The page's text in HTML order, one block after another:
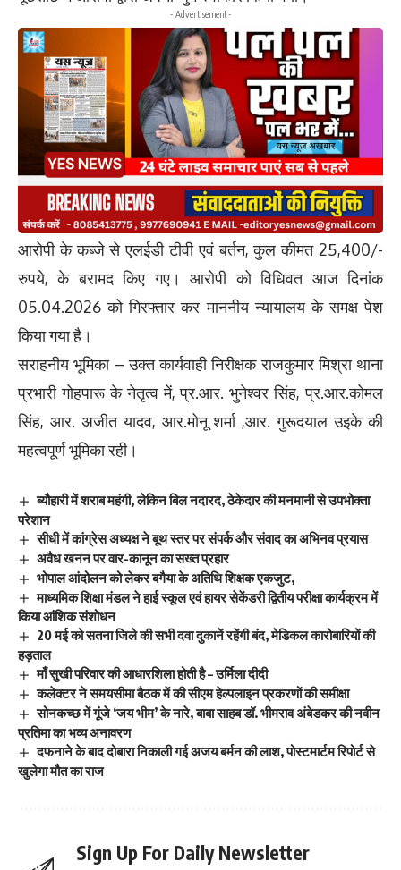
- Advertisement -
आरोपी के कब्जे से एलईडी टीवी एवं बर्तन, कुल कीमत 25,400/-
रुपये, के बरामद किए गए। आरोपी को विधिवत आज दिनांक
05.04.2026 को गिरफ्तार कर माननीय न्यायालय के समक्ष पेश
किया गया है।
सराहनीय भूमिका – उक्त कार्यवाही निरीक्षक राजकुमार मिश्रा थाना
प्रभारी गोहपारू के नेतृत्व में, प्र.आर. भुनेश्वर सिंह, प्र.आर.कोमल
सिंह, आर. अजीत यादव, आर.मोनू शर्मा ,आर. गुरूदयाल उइके की
महत्वपूर्ण भूमिका रही।
ब्यौहारी में शराब महंगी, लेकिन बिल नदारद, ठेकेदार की मनमानी से उपभोक्ता
परेशान
सीधी में कांग्रेस अध्यक्ष ने बूथ स्तर पर संपर्क और संवाद का अभिनव प्रयास
अवैध खनन पर वार-कानून का सख्त प्रहार
भोपाल आंदोलन को लेकर बगैया के अतिथि शिक्षक एकजुट,
माध्यमिक शिक्षा मंडल ने हाई स्कूल एवं हायर सेकेंडरी द्वितीय परीक्षा कार्यक्रम में
किया आंशिक संशोधन
20 मई को सतना जिले की सभी दवा दुकानें रहेंगी बंद, मेडिकल कारोबारियों की
हड़ताल
माँ सुखी परिवार की आधारशिला होती है – उर्मिला दीदी
कलेक्टर ने समयसीमा बैठक में की सीएम हेल्पलाइन प्रकरणों की समीक्षा
सोनकच्छ में गूंजे ‘जय भीम’ के नारे, बाबा साहब डॉ. भीमराव अंबेडकर की नवीन
प्रतिमा का भव्य अनावरण
दफनाने के बाद दोबारा निकाली गई अजय बर्मन की लाश, पोस्टमार्टम रिपोर्ट से
खुलेगा मौत का राज
Sign Up For Daily Newsletter